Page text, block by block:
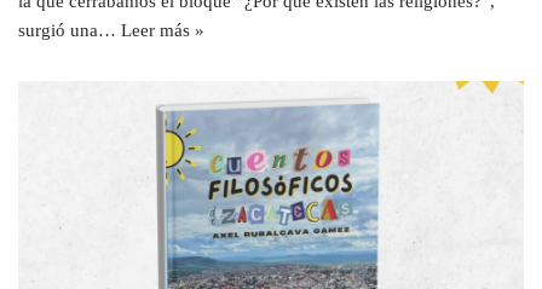
surgió una… Leer más »